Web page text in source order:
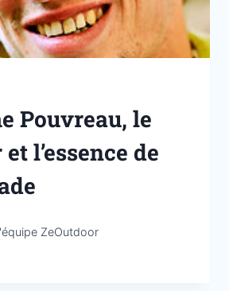
Pouvreau, le
l’essence de
ZeOutdoor